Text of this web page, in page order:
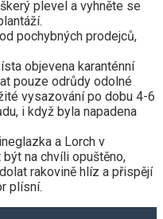
plevel a vyhněte se
pochybných prodejců,
objevena karanténní
pouze odrůdy odolné
vysazování po dobu 4-6
i když byla napadena
a Lorch v
na chvíli opuštěno,
rakovině hlíz a přispějí
plísní.